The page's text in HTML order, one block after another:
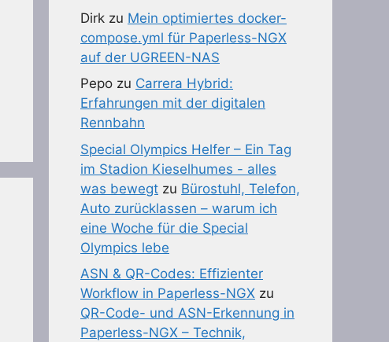
Dirk zu Mein optimiertes docker-
compose.yml für Paperless-NGX
auf der UGREEN-NAS
Pepo zu Carrera Hybrid:
Erfahrungen mit der digitalen
Rennbahn
Special Olympics Helfer – Ein Tag
im Stadion Kieselhumes - alles
was bewegt zu Bürostuhl, Telefon,
Auto zurücklassen – warum ich
eine Woche für die Special
Olympics lebe
ASN & QR-Codes: Effizienter
Workflow in Paperless-NGX zu
QR-Code- und ASN-Erkennung in
Paperless-NGX – Technik,